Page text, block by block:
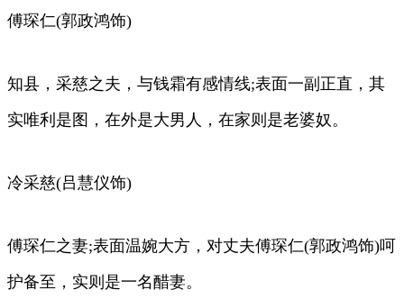
傅琛仁(郭政鸿饰)
知县，采慈之夫，与钱霜有感情线;表面一副正直，其
实唯利是图，在外是大男人，在家则是老婆奴。
冷采慈(吕慧仪饰)
傅琛仁之妻;表面温婉大方，对丈夫傅琛仁(郭政鸿饰)呵
护备至，实则是一名醋妻。